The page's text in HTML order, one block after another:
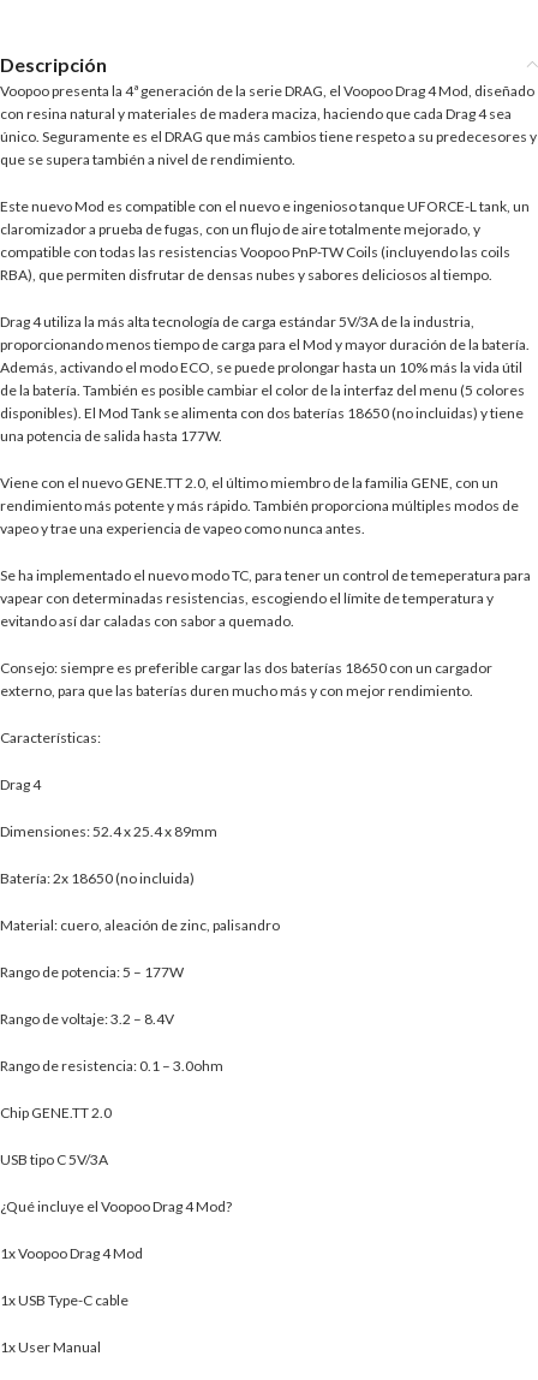
Descripción
Voopoo presenta la 4ª generación de la serie DRAG, el Voopoo Drag 4 Mod, diseñado
con resina natural y materiales de madera maciza, haciendo que cada Drag 4 sea
único. Seguramente es el DRAG que más cambios tiene respeto a su predecesores y
que se supera también a nivel de rendimiento.
Este nuevo Mod es compatible con el nuevo e ingenioso tanque UFORCE-L tank, un
claromizador a prueba de fugas, con un flujo de aire totalmente mejorado, y
compatible con todas las resistencias Voopoo PnP-TW Coils (incluyendo las coils
RBA), que permiten disfrutar de densas nubes y sabores deliciosos al tiempo.
Drag 4 utiliza la más alta tecnología de carga estándar 5V/3A de la industria,
proporcionando menos tiempo de carga para el Mod y mayor duración de la batería.
Además, activando el modo ECO, se puede prolongar hasta un 10% más la vida útil
de la batería. También es posible cambiar el color de la interfaz del menu (5 colores
disponibles). El Mod Tank se alimenta con dos baterías 18650 (no incluidas) y tiene
una potencia de salida hasta 177W.
Viene con el nuevo GENE.TT 2.0, el último miembro de la familia GENE, con un
rendimiento más potente y más rápido. También proporciona múltiples modos de
vapeo y trae una experiencia de vapeo como nunca antes.
Se ha implementado el nuevo modo TC, para tener un control de temeperatura para
vapear con determinadas resistencias, escogiendo el límite de temperatura y
evitando así dar caladas con sabor a quemado.
Consejo: siempre es preferible cargar las dos baterías 18650 con un cargador
externo, para que las baterías duren mucho más y con mejor rendimiento.
Características:
Drag 4
Dimensiones: 52.4 x 25.4 x 89mm
Batería: 2x 18650 (no incluida)
Material: cuero, aleación de zinc, palisandro
Rango de potencia: 5 – 177W
Rango de voltaje: 3.2 – 8.4V
Rango de resistencia: 0.1 – 3.0ohm
Chip GENE.TT 2.0
USB tipo C 5V/3A
¿Qué incluye el Voopoo Drag 4 Mod?
1x Voopoo Drag 4 Mod
1x USB Type-C cable
1x User Manual